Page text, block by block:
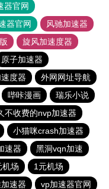
器官网
器官网
风驰加速器
旋风加速度器
原子加速器
度器
外网网址导航
哔咔漫画
瑞乐小说
不收费的nvp加速器
小猫咪crash加速器
速器
黑洞vqn加速
机场
1元机场
速器 vp加速器官网